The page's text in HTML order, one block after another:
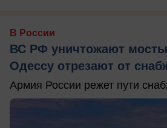
В России
ВС РФ уничтожают мосты
Одессу отрезают от
Армия России режет пути